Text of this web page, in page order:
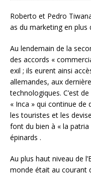
Roberto et Pedro
as du marketing en plus
Au lendemain de la
des accords «
exil ; ils eurent ainsi
allemandes, aux
technologiques. C’est
« Inca » qui continue de
les touristes et les
font du bien à « la
épinards .
Au plus haut niveau de
monde était au courant